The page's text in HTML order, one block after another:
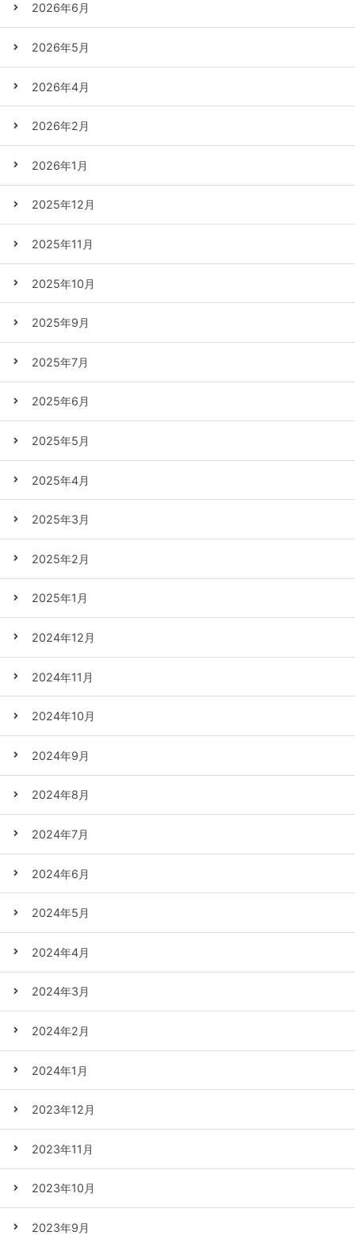
2026年6月
2026年5月
2026年4月
2026年2月
2026年1月
2025年12月
2025年11月
2025年10月
2025年9月
2025年7月
2025年6月
2025年5月
2025年4月
2025年3月
2025年2月
2025年1月
2024年12月
2024年11月
2024年10月
2024年9月
2024年8月
2024年7月
2024年6月
2024年5月
2024年4月
2024年3月
2024年2月
2024年1月
2023年12月
2023年11月
2023年10月
2023年9月